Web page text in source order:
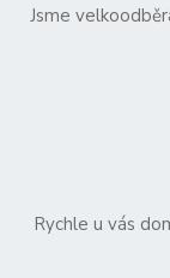
Jsme
Rychle u vás